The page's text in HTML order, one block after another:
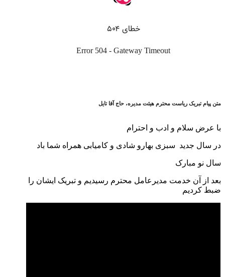
متن پیام تبریک ریاست محترم هیئت مدیره، حاج آقا تایل
با عرض سلام و ادب و احترام
در سال جدید سبزی بهارو شادی و کامیابی همراه شما باد
سال نو مبارک
بعد از آن خدمت مدیرعامل محترم رسیدیم و تبریک ایشان را
ضبط کردیم